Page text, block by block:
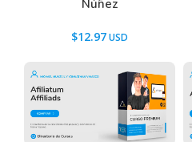
Núñez
$12.97